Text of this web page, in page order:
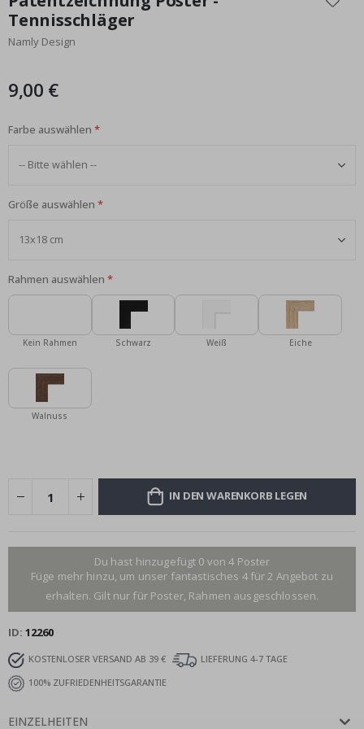
der
Bildgalerie
springen
Tennisschläger
Namly Design
9,00 €
Farbe auswählen
Größe auswählen
Rahmen auswählen
Kein Rahmen Schwarz Weiß Eiche
Walnuss
IN DEN WARENKORB LEGEN
Du hast hinzugefügt 0 von 4 Poster
Füge mehr hinzu, um unser fantastisches 4 für 2 Angebot zu
erhalten. Gilt nur für Poster, Rahmen ausgeschlossen.
ID 12260
KOSTENLOSER VERSAND AB 39 €
LIEFERUNG 4-7 TAGE
100% ZUFRIEDENHEITSGARANTIE
EINZELHEITEN